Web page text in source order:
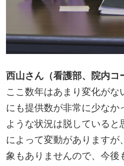
西山さん（看護部、院内コ
ここ数年はあまり変化がな
にも提供数が非常に少な
ような状況は脱していると
によって変動がありますが
象もありませんので、今後